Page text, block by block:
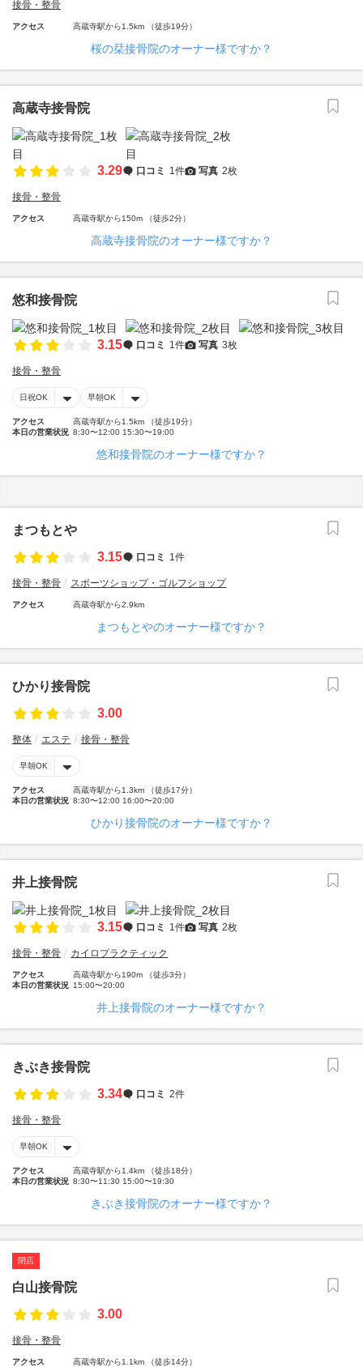
接骨・整骨
アクセス 高蔵寺駅から1.5km （徒歩19分）
桜の栞接骨院のオーナー様ですか？
高蔵寺接骨院
3.29 口コミ 1件 写真 2枚
接骨・整骨
アクセス 高蔵寺駅から150m （徒歩2分）
高蔵寺接骨院のオーナー様ですか？
悠和接骨院
3.15 口コミ 1件 写真 3枚
接骨・整骨
日祝OK 早朝OK
アクセス
高蔵寺駅から1.5km （徒歩19分）
本日の営業状況 8:30〜12:00 15:30〜19:00
悠和接骨院のオーナー様ですか？
まつもとや
3.15
口コミ 1件
接骨・整骨 スポーツショップ・ゴルフショップ
アクセス 高蔵寺駅から2.9km
まつもとやのオーナー様ですか？
ひかり接骨院
3.00
整体 エステ 接骨・整骨
早朝OK
アクセス
高蔵寺駅から1.3km （徒歩17分）
本日の営業状況 8:30〜12:00 16:00〜20:00
ひかり接骨院のオーナー様ですか？
井上接骨院
3.15 口コミ 1件 写真 2枚
接骨・整骨 カイロプラクティック
アクセス
高蔵寺駅から190m （徒歩3分）
本日の営業状況 15:00〜20:00
井上接骨院のオーナー様ですか？
きぶき接骨院
3.34
口コミ 2件
接骨・整骨
早朝OK
アクセス
高蔵寺駅から1.4km （徒歩18分）
本日の営業状況 8:30〜11:30 15:00〜19:30
きぶき接骨院のオーナー様ですか？
閉店
白山接骨院
3.00
接骨・整骨
アクセス 高蔵寺駅から1.1km （徒歩14分）